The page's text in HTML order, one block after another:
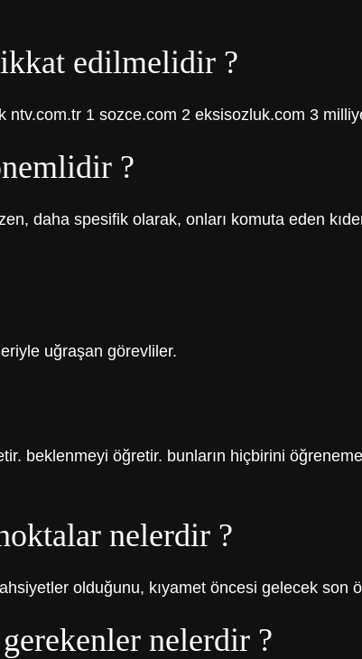
edilmelidir ?
ntv.com.tr 1 sozce.com 2 eksisozluk.com 3
?
daha spesifik olarak, onları komuta eden
uğraşan görevliler.
beklenmeyi öğretir. bunların hiçbirini
nelerdir ?
olduğunu, kıyamet öncesi gelecek
nelerdir ?